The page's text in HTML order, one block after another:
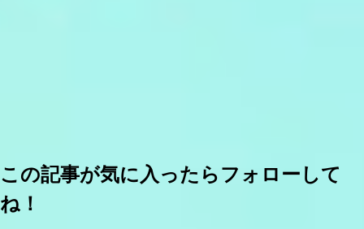
この記事が気に入ったらフォローして
ね！